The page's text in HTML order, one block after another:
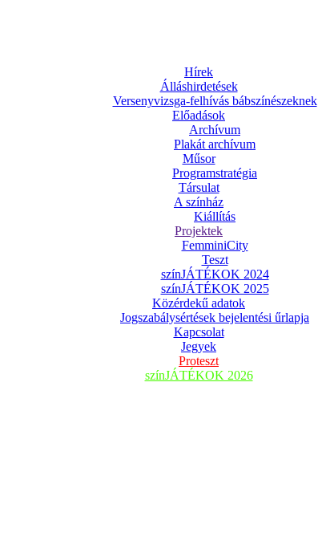
Hírek
Álláshirdetések
Versenyvizsga-felhívás bábszínészeknek
Előadások
Archívum
Plakát archívum
Műsor
Programstratégia
Társulat
A színház
Kiállítás
Projektek
FemminiCity
Teszt
színJÁTÉKOK 2024
színJÁTÉKOK 2025
Közérdekű adatok
Jogszabálysértések bejelentési űrlapja
Kapcsolat
Jegyek
Proteszt
színJÁTÉKOK 2026